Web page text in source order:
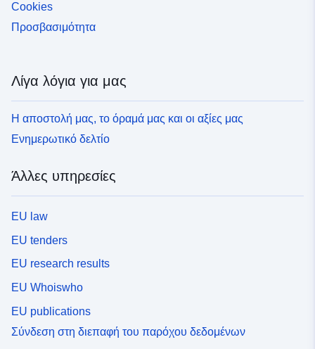
Cookies
Προσβασιμότητα
Λίγα λόγια για μας
Η αποστολή μας, το όραμά μας και οι αξίες μας
Ενημερωτικό δελτίο
Άλλες υπηρεσίες
EU law
EU tenders
EU research results
EU Whoiswho
EU publications
Σύνδεση στη διεπαφή του παρόχου δεδομένων